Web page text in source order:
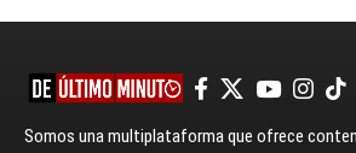
Somos una multiplataforma que ofrece